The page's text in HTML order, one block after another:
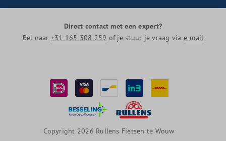
Direct contact met een expert?
Bel naar +31 165 308 259 of je stuur je vraag via e-mail
Copyright 2026 Rullens Fietsen te Wouw